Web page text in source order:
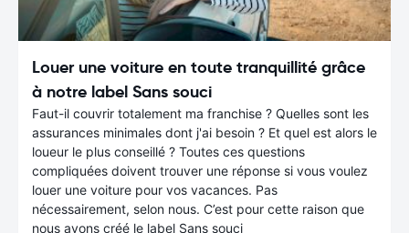
Louer une voiture en toute tranquillité grâce
à notre label Sans souci
Faut-il couvrir totalement ma franchise ? Quelles sont les
assurances minimales dont j'ai besoin ? Et quel est alors le
loueur le plus conseillé ? Toutes ces questions
compliquées doivent trouver une réponse si vous voulez
louer une voiture pour vos vacances. Pas
nécessairement, selon nous. C’est pour cette raison que
nous avons créé le label Sans souci